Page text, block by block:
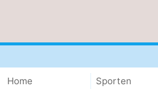
Home
Sporten